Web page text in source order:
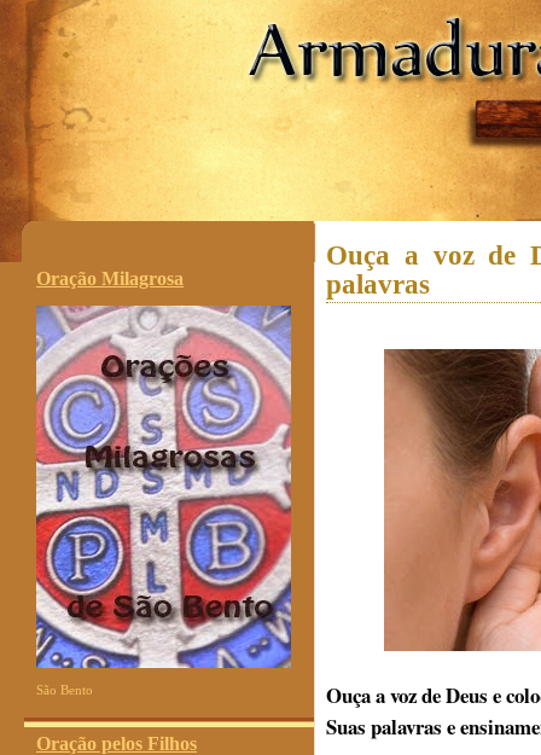
.
Oração Milagrosa
São Bento
Oração pelos Filhos
Ouça a voz de
palavras
Ouça a voz de Deus e
Suas palavras e